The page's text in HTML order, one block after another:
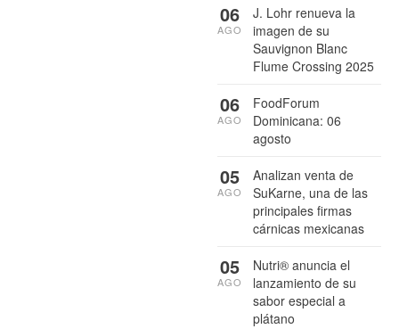
J. Lohr renueva la
imagen de su
Sauvignon Blanc
Flume Crossing 2025
06
AGO
FoodForum
Dominicana: 06
agosto
06
AGO
Analizan venta de
SuKarne, una de las
principales firmas
cárnicas mexicanas
05
AGO
Nutri® anuncia el
lanzamiento de su
sabor especial a
plátano
05
AGO